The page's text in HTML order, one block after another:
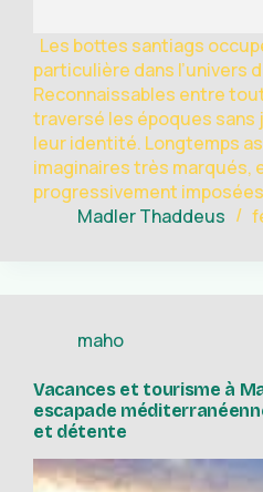
Les bottes santiags
particulière dans l’univers
Reconnaissables entre
traversé les époques sans
leur identité. Longtemps
imaginaires très marqués,
progressivement
Madler Thaddeus
maho
Vacances et tourisme à
escapade
et détente